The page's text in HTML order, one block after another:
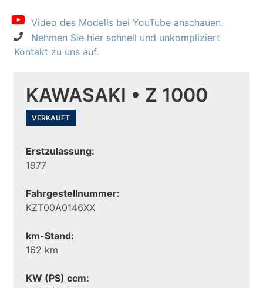
Video des Modells bei YouTube anschauen.
Nehmen Sie hier schnell und unkompliziert
Kontakt zu uns auf.
KAWASAKI • Z 1000
VERKAUFT
Erstzulassung:
1977
Fahrgestellnummer:
KZT00A0146XX
km-Stand:
162 km
KW (PS) ccm: